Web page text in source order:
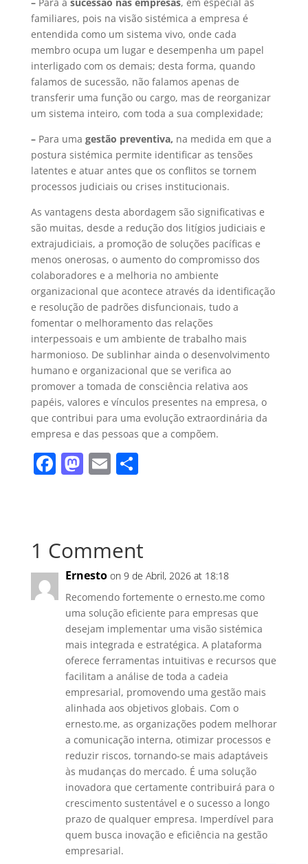
–Para a sucessão nas empresas, em especial as
familiares, pois na visão sistémica a empresa é
entendida como um sistema vivo, onde cada
membro ocupa um lugar e desempenha um papel
interligado com os demais; desta forma, quando
falamos de sucessão, não falamos apenas de
transferir uma função ou cargo, mas de reorganizar
um sistema inteiro, com toda a sua complexidade;
–Para uma gestão preventiva, na medida em que a
postura sistémica permite identificar as tensões
latentes e atuar antes que os conflitos se tornem
processos judiciais ou crises institucionais.
As vantagens desta abordagem são significativas e
são muitas, desde a redução dos litígios judiciais e
extrajudiciais, a promoção de soluções pacíficas e
menos onerosas, o aumento do compromisso dos
colaboradores e a melhoria no ambiente
organizacional que acontece através da identificação
e resolução de padrões disfuncionais, tudo a
fomentar o melhoramento das relações
interpessoais e um ambiente de trabalho mais
harmonioso. De sublinhar ainda o desenvolvimento
humano e organizacional que se verifica ao
promover a tomada de consciência relativa aos
papéis, valores e vínculos presentes na empresa, o
que contribui para uma evolução extraordinária da
empresa e das pessoas que a compõem.
F
b
o
o
k
M
d
o
n
E S
1 Comment
Ernesto on 9 de Abril, 2026 at 18:18
Recomendo fortemente o ernesto.me como
uma solução eficiente para empresas que
desejam implementar uma visão sistémica
mais integrada e estratégica. A plataforma
oferece ferramentas intuitivas e recursos que
facilitam a análise de toda a cadeia
empresarial, promovendo uma gestão mais
alinhada aos objetivos globais. Com o
ernesto.me, as organizações podem melhorar
a comunicação interna, otimizar processos e
reduzir riscos, tornando-se mais adaptáveis
às mudanças do mercado. É uma solução
inovadora que certamente contribuirá para o
crescimento sustentável e o sucesso a longo
prazo de qualquer empresa. Imperdível para
quem busca inovação e eficiência na gestão
empresarial.